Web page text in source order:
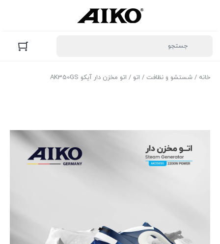
خانه / شستشو و نظافت / اتو / اتو مخزن دار آیکو AK350GS